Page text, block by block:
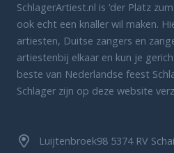
SchlagerArtiest.nl is ‘der Platz
ook echt een knaller wil maken.
artiesten, Duitse zangers en
artiestenbij elkaar en kun je
beste van Nederlandse feest
Schlager zijn op deze website
Luijtenbroek98 5374 RV